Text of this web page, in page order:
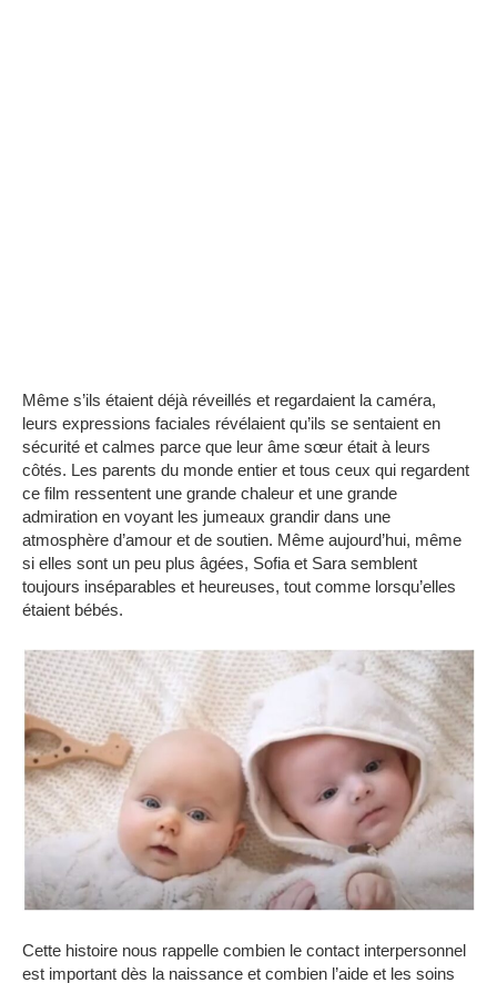
Même s’ils étaient déjà réveillés et regardaient la caméra,
leurs expressions faciales révélaient qu’ils se sentaient en
sécurité et calmes parce que leur âme sœur était à leurs
côtés. Les parents du monde entier et tous ceux qui regardent
ce film ressentent une grande chaleur et une grande
admiration en voyant les jumeaux grandir dans une
atmosphère d’amour et de soutien. Même aujourd’hui, même
si elles sont un peu plus âgées, Sofia et Sara semblent
toujours inséparables et heureuses, tout comme lorsqu’elles
étaient bébés.
Cette histoire nous rappelle combien le contact interpersonnel
est important dès la naissance et combien l’aide et les soins